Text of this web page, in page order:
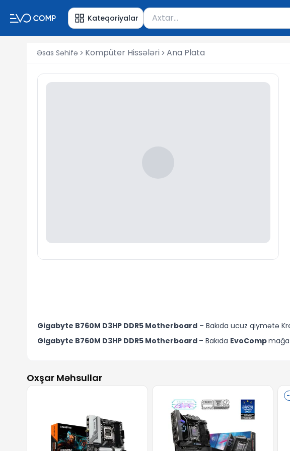
Kateqoriyalar Məhsul axtar
Axtarış üçün ən azı 2 simvol yazın.
Əsas Səhifə Kompüter Hissələri Ana Plata
Gigabyte B760M D3HP DDR5 Motherboard– Bakıda ucuz qiymətə
Gigabyte B760M D3HP DDR5 Motherboard – Bakıda EvoComp
Oxşar Məhsullar
-